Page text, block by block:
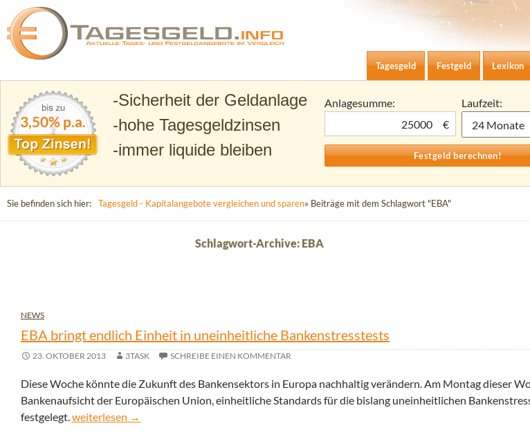
Tagesgeld.info – Tagesgeldkonten vergleichen und Tagesgeld-Zinsen berechnen
Zum Inhalt springen
Tagesgeld
Festgeld Lexikon
3,50% p.a.
Sicherheit der Geldanlage
hohe Tagesgeldzinsen
immer liquide bleiben
Anlagesumme:
€
Laufzeit:
Sie befinden sich hier: Tagesgeld - Kapitalangebote vergleichen und sparen» Beiträge mit dem Schlagwort "EBA"
Schlagwort-Archive: EBA
NEWS
EBA bringt endlich Einheit in uneinheitliche Bankenstresstests
23. OKTOBER 2013 3TASK SCHREIBE EINEN KOMMENTAR
Diese Woche könnte die Zukunft des Bankensektors in Europa nachhaltig verändern. Am Montag dieser
Bankenaufsicht der Europäischen Union, einheitliche Standards für die bislang uneinheitlichen
festgelegt.EBA bringt endlich Einheit in uneinheitliche Bankenstresstests
weiterlesen →